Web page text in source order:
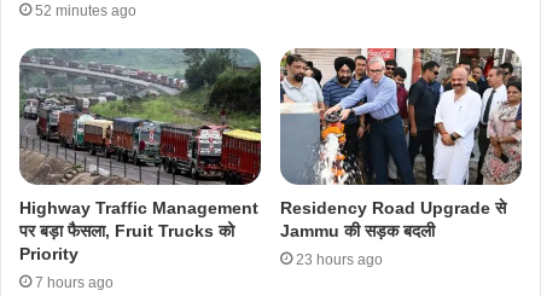
52 minutes ago
Highway Traffic Management
पर बड़ा फैसला, Fruit Trucks को
Priority
7 hours ago
Residency Road Upgrade से
Jammu की सड़क बदली
23 hours ago